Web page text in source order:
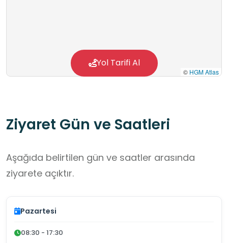
© HGM Atlas
Yol Tarifi Al
Ziyaret Gün ve Saatleri
Aşağıda belirtilen gün ve saatler arasında
ziyarete açıktır.
Pazartesi
08:30 - 17:30